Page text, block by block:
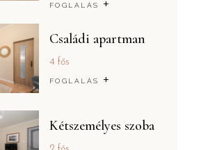
FOGLALÁS +
Családi apartman
4 fős
FOGLALÁS +
Kétszemélyes szoba